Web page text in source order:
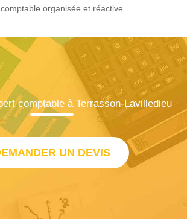
organisée et réactive
comptable à Terrasson-Lavilledieu
UN DEVIS